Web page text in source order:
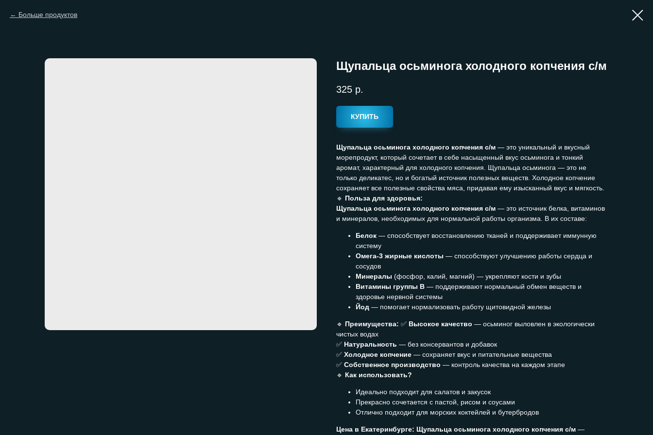
Больше продуктов
Щупальца осьминога холодного копчения с/м
325 р.
КУПИТЬ
Щупальца осьминога холодного копчения с/м — это уникальный и вкусный
морепродукт, который сочетает в себе насыщенный вкус осьминога и тонкий
аромат, характерный для холодного копчения. Щупальца осьминога — это не
только деликатес, но и богатый источник полезных веществ. Холодное копчение
сохраняет все полезные свойства мяса, придавая ему изысканный вкус и мягкость.
🔹 Польза для здоровья:
Щупальца осьминога холодного копчения с/м — это источник белка, витаминов
и минералов, необходимых для нормальной работы организма. В их составе:
Белок — способствует восстановлению тканей и поддерживает иммунную
систему
Омега-3 жирные кислоты — способствуют улучшению работы сердца и
сосудов
Минералы (фосфор, калий, магний) — укрепляют кости и зубы
Витамины группы B — поддерживают нормальный обмен веществ и
здоровье нервной системы
Йод — помогает нормализовать работу щитовидной железы
🔹 Преимущества: ✅ Высокое качество — осьминог выловлен в экологически
чистых водах
✅ Натуральность — без консервантов и добавок
✅ Холодное копчение — сохраняет вкус и питательные вещества
✅ Собственное производство — контроль качества на каждом этапе
🔹 Как использовать?
Идеально подходит для салатов и закусок
Прекрасно сочетается с пастой, рисом и соусами
Отлично подходит для морских коктейлей и бутербродов
Цена в Екатеринбурге: Щупальца осьминога холодного копчения с/м —